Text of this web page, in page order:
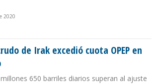
2020
de Irak excedió cuota OPEP en
650 barriles diarios superan al ajuste